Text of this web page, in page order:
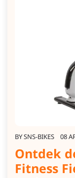
BYSNS-BIKES 08
Ontdek
Fitness